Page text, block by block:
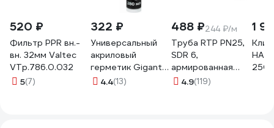
520 ₽
Фильтр PPR вн.-
вн. 32мм Valtec
VTp.786.0.032
5(7)
322 ₽
Универсальный
акриловый
герметик Gigant
белый, 280 мл
4.4(13)
488 ₽244 ₽/м
Труба RTP PN25,
SDR 6,
армированная
стекловолокном,
4.9(119)
1
250